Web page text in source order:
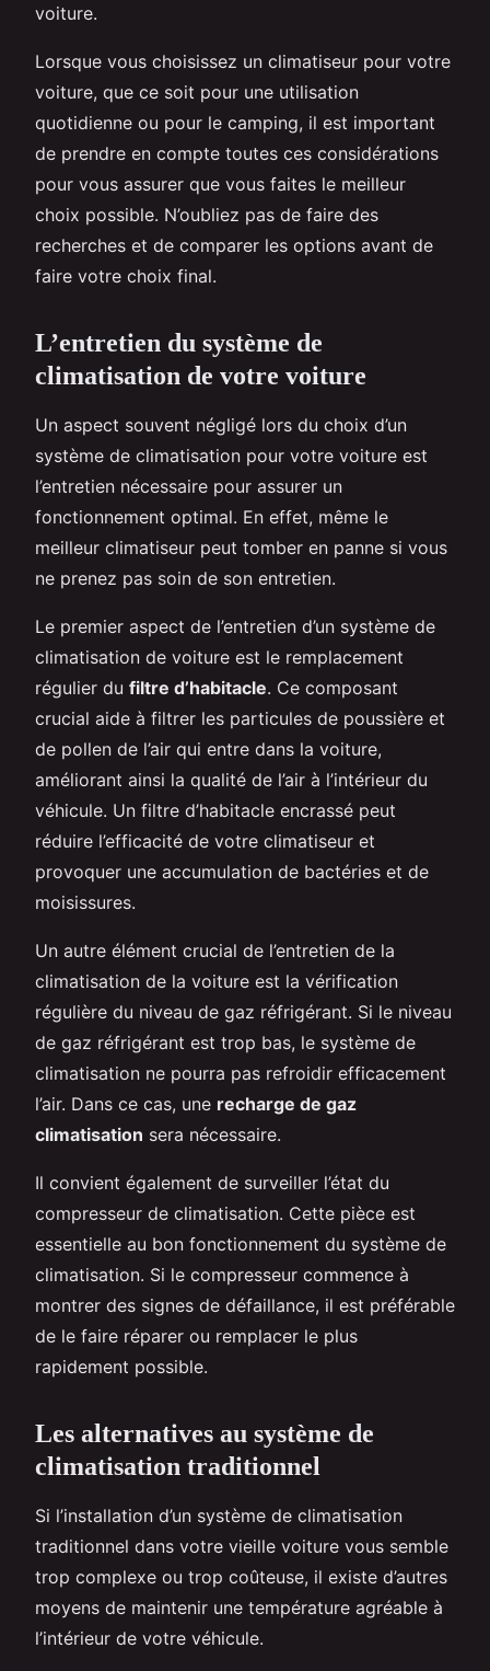
voiture.
Lorsque vous choisissez un climatiseur pour votre
voiture, que ce soit pour une utilisation
quotidienne ou pour le camping, il est important
de prendre en compte toutes ces considérations
pour vous assurer que vous faites le meilleur
choix possible. N’oubliez pas de faire des
recherches et de comparer les options avant de
faire votre choix final.
L’entretien du système de
climatisation de votre voiture
Un aspect souvent négligé lors du choix d’un
système de climatisation pour votre voiture est
l’entretien nécessaire pour assurer un
fonctionnement optimal. En effet, même le
meilleur climatiseur peut tomber en panne si vous
ne prenez pas soin de son entretien.
Le premier aspect de l’entretien d’un système de
climatisation de voiture est le remplacement
régulier du filtre d’habitacle. Ce composant
crucial aide à filtrer les particules de poussière et
de pollen de l’air qui entre dans la voiture,
améliorant ainsi la qualité de l’air à l’intérieur du
véhicule. Un filtre d’habitacle encrassé peut
réduire l’efficacité de votre climatiseur et
provoquer une accumulation de bactéries et de
moisissures.
Un autre élément crucial de l’entretien de la
climatisation de la voiture est la vérification
régulière du niveau de gaz réfrigérant. Si le niveau
de gaz réfrigérant est trop bas, le système de
climatisation ne pourra pas refroidir efficacement
l’air. Dans ce cas, une recharge de gaz
climatisation sera nécessaire.
Il convient également de surveiller l’état du
compresseur de climatisation. Cette pièce est
essentielle au bon fonctionnement du système de
climatisation. Si le compresseur commence à
montrer des signes de défaillance, il est préférable
de le faire réparer ou remplacer le plus
rapidement possible.
Les alternatives au système de
climatisation traditionnel
Si l’installation d’un système de climatisation
traditionnel dans votre vieille voiture vous semble
trop complexe ou trop coûteuse, il existe d’autres
moyens de maintenir une température agréable à
l’intérieur de votre véhicule.